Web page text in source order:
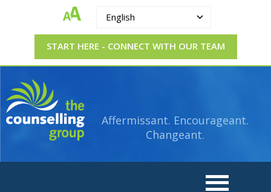
English
START HERE - CONNECT WITH OUR TEAM
The
Counselling
Group
Strengthening.
Supporting.
Changing.
Affermissant. Encourageant.
Changeant.